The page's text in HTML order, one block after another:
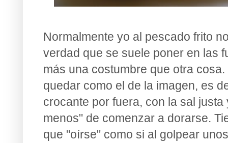
Normalmente yo al pescado frito
verdad que se suele poner en las
más una costumbre que otra
quedar como el de la imagen, es
crocante por fuera, con la sal
menos" de comenzar a dorarse.
que "oírse" como si al golpear